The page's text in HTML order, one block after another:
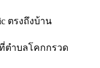
ตรงถึงบ้าน
ตำบลโคกกรวด